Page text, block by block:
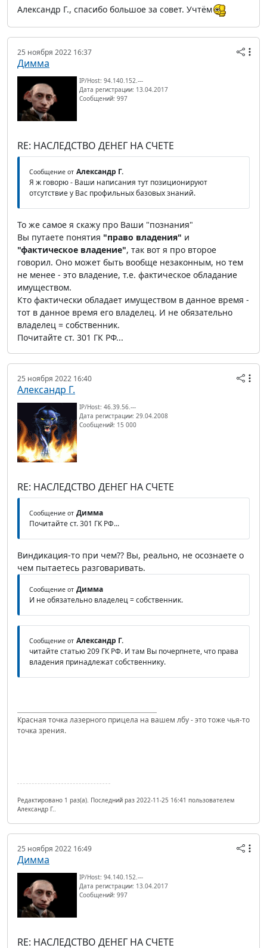
Александр Г., спасибо большое за совет. Учтём
25 ноября 2022 16:37
Димма
IP/Host: 94.140.152.---
Дата регистрации: 13.04.2017
Сообщений: 997
RE: НАСЛЕДСТВО ДЕНЕГ НА СЧЕТЕ
Сообщение от Александр Г.
Я ж говорю - Ваши написания тут позиционируют
отсутствие у Вас профильных базовых знаний.
То же самое я скажу про Ваши "познания"
Вы путаете понятия "право владения" и
"фактическое владение", так вот я про второе
говорил. Оно может быть вообще незаконным, но тем
не менее - это владение, т.е. фактическое обладание
имуществом.
Кто фактически обладает имуществом в данное время -
тот в данное время его владелец. И не обязательно
владелец = собственник.
Почитайте ст. 301 ГК РФ...
25 ноября 2022 16:40
Александр Г.
IP/Host: 46.39.56.---
Дата регистрации: 29.04.2008
Сообщений: 15 000
RE: НАСЛЕДСТВО ДЕНЕГ НА СЧЕТЕ
Сообщение от Димма
Почитайте ст. 301 ГК РФ...
Виндикация-то при чем?? Вы, реально, не осознаете о
чем пытаетесь разговаривать.
Сообщение от Димма
И не обязательно владелец = собственник.
Сообщение от Александр Г.
читайте статью 209 ГК РФ. И там Вы почерпнете, что права
владения принадлежат собственнику.
Красная точка лазерного прицела на вашем лбу - это тоже чья-то
точка зрения.
Редактировано 1 раз(а). Последний раз 2022-11-25 16:41 пользователем
Александр Г..
25 ноября 2022 16:49
Димма
IP/Host: 94.140.152.---
Дата регистрации: 13.04.2017
Сообщений: 997
RE: НАСЛЕДСТВО ДЕНЕГ НА СЧЕТЕ